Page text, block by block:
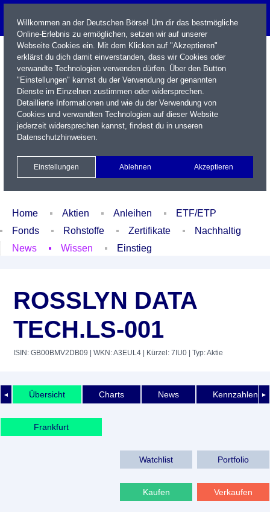
Name / WKN / ISIN / Kürzel
Xetra Realtime
Watchlist Portfolio Login
Home Aktien Anleihen
ETF/ETP
Fonds
Rohstoffe Zertifikate
Nachhaltig
News
Wissen Einstieg
ROSSLYN DATA
TECH.LS-001
ISIN: GB00BMV2DB09 | WKN: A3EUL4 | Kürzel: 7IU0 | Typ: Aktie
◄ ►
Übersicht Charts News Kennzahlen
Frankfurt
Watchlist Portfolio
Kaufen Verkaufen
Willkommen an der Deutschen Börse! Um dir das bestmögliche
Online-Erlebnis zu ermöglichen, setzen wir auf unserer
Webseite Cookies ein. Mit dem Klicken auf "Akzeptieren"
erklärst du dich damit einverstanden, dass wir Cookies oder
verwandte Technologien verwenden dürfen. Über den Button
"Einstellungen" kannst du der Verwendung der genannten
Dienste im Einzelnen zustimmen oder widersprechen.
Detaillierte Informationen und wie du der Verwendung von
Cookies und verwandten Technologien auf dieser Website
jederzeit widersprechen kannst, findest du in unseren
Datenschutzhinweisen.
Einstellungen Ablehnen Akzeptieren